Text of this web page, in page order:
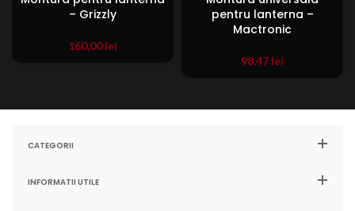
– Grizzly
160,00lei
pentru lanterna –
Mactronic
98,47 lei
CATEGORII
INFORMATII UTILE